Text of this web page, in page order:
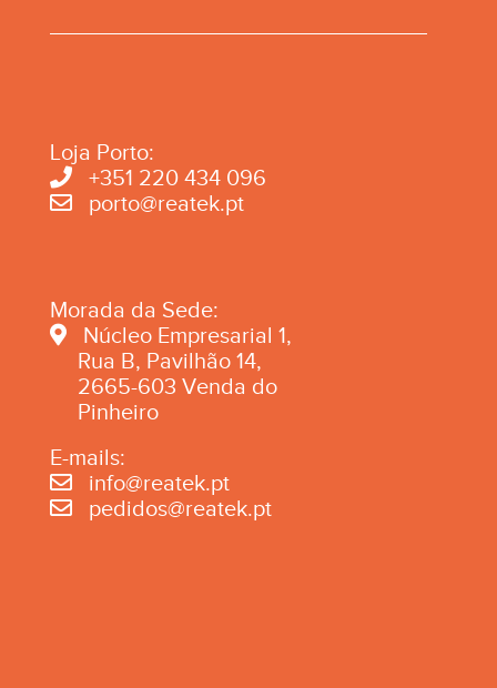
Loja Porto:
+351 220 434 096
porto@reatek.pt
Morada da Sede:
Núcleo Empresarial 1,
Rua B, Pavilhão 14,
2665-603 Venda do
Pinheiro
E-mails:
info@reatek.pt
pedidos@reatek.pt